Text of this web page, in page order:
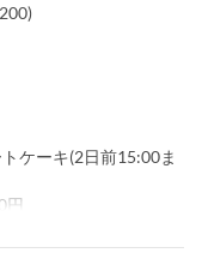
ケーキ(2日前15:00ま
円